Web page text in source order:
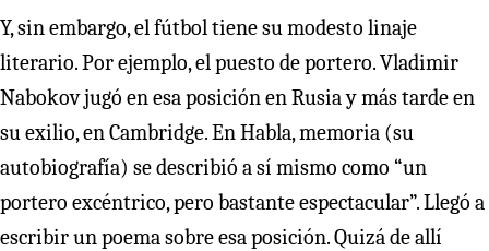
Y, sin embargo, el fútbol tiene su modesto linaje
literario. Por ejemplo, el puesto de portero. Vladimir
Nabokov jugó en esa posición en Rusia y más tarde en
su exilio, en Cambridge. En Habla, memoria (su
autobiografía) se describió a sí mismo como “un
portero excéntrico, pero bastante espectacular”. Llegó a
escribir un poema sobre esa posición. Quizá de allí